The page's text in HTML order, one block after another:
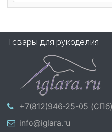
Товары для рукоделия
+7(812)946-25-05 (СПб)
info@iglara.ru